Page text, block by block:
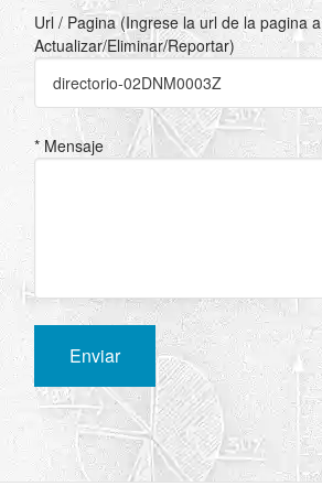
Url / Pagina (Ingrese la url de la pagina a
Actualizar/Eliminar/Reportar)
* Mensaje
Enviar